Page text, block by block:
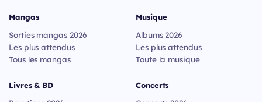
Mangas
Sorties mangas 2026
Les plus attendus
Tous les mangas
Livres & BD
Musique
Albums 2026
Les plus attendus
Toute la musique
Concerts